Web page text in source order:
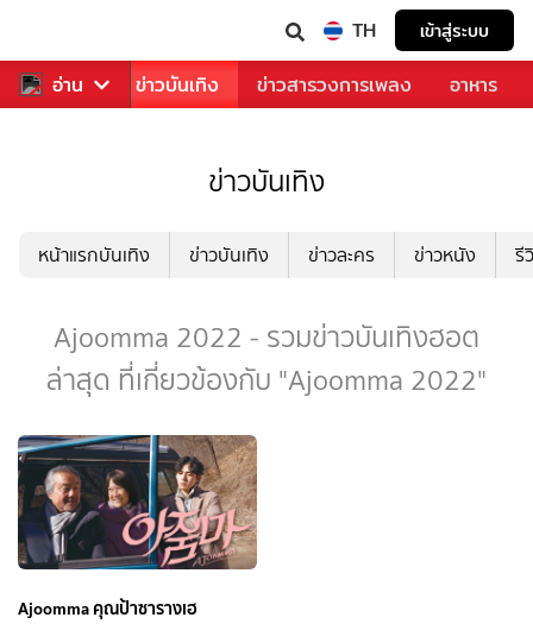
TH เข้าสู่ระบบ
อ่าน
ฬา ข่าว ข่าวบันเทิง ข่าวสารวงการเพลง อาหาร
ข่าวบันเทิง
หน้าแรกบันเทิง ข่าวบันเทิง ข่าวละคร ข่าวหนัง รี
Ajoomma 2022 - รวมข่าวบันเทิงฮอต
ล่าสุด ที่เกี่ยวข้องกับ "Ajoomma 2022"
Ajoomma คุณป้าซารางเฮ